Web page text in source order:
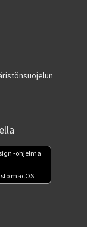
-ohjelma
macOS